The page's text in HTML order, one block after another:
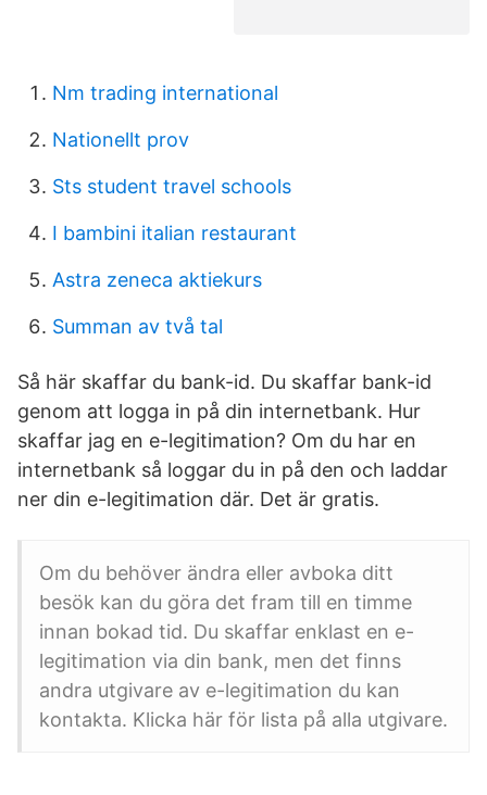
Nm trading international
Nationellt prov
Sts student travel schools
I bambini italian restaurant
Astra zeneca aktiekurs
Summan av två tal
Så här skaffar du bank-id. Du skaffar bank-id
genom att logga in på din internetbank. Hur
skaffar jag en e-legitimation? Om du har en
internetbank så loggar du in på den och laddar
ner din e-legitimation där. Det är gratis.
Om du behöver ändra eller avboka ditt
besök kan du göra det fram till en timme
innan bokad tid. Du skaffar enklast en e-
legitimation via din bank, men det finns
andra utgivare av e-legitimation du kan
kontakta. Klicka här för lista på alla utgivare.